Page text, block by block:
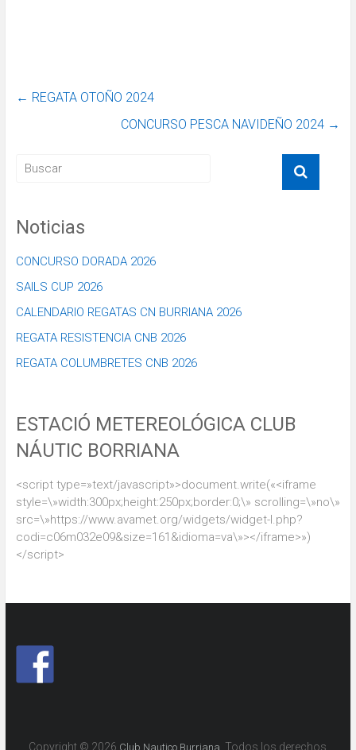
← REGATA OTOÑO 2024
CONCURSO PESCA NAVIDEÑO 2024 →
Noticias
CONCURSO DORADA 2026
SAILS CUP 2026
CALENDARIO REGATAS CN BURRIANA 2026
REGATA RESISTENCIA CNB 2026
REGATA COLUMBRETES CNB 2026
ESTACIÓ METEREOLÓGICA CLUB
NÁUTIC BORRIANA
<script type=»text/javascript»>document.write(«<iframe
style=\»width:300px;height:250px;border:0;\» scrolling=\»no\»
src=\»https://www.avamet.org/widgets/widget-l.php?
codi=c06m032e09&size=161&idioma=va\»></iframe>»)
</script>
Copyright © 2026 Club Nautico Burriana . Todos los derechos